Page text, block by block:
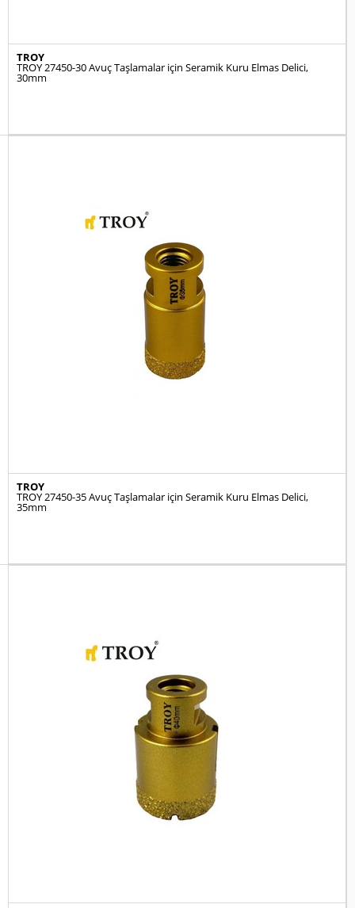
TROY
TROY 27450-30 Avuç Taşlamalar için Seramik Kuru Elmas Delici,
30mm
TROY
TROY 27450-35 Avuç Taşlamalar için Seramik Kuru Elmas Delici,
35mm